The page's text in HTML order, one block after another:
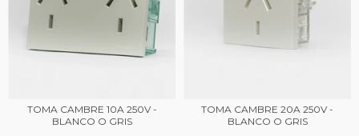
TOMA CAMBRE 10A 250V -
BLANCO O GRIS
TOMA CAMBRE 20A 250V -
BLANCO O GRIS